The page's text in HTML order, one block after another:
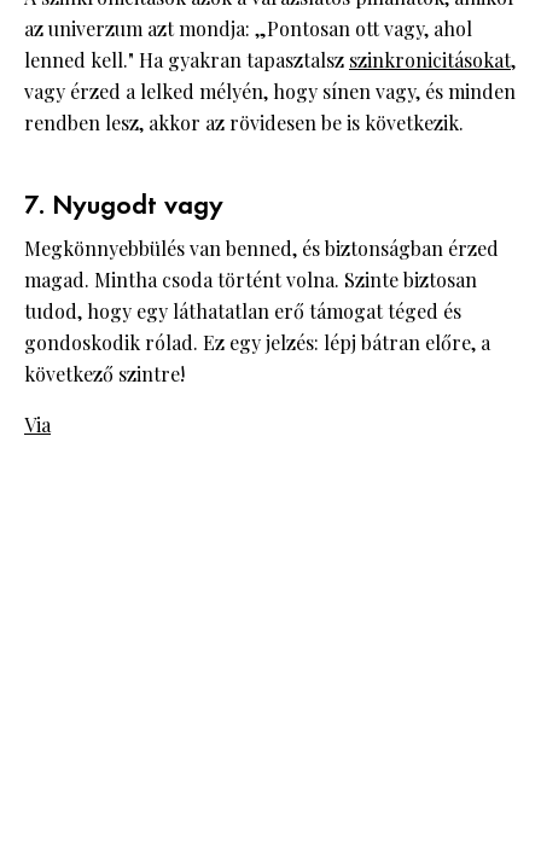
az univerzum azt mondja: „Pontosan ott vagy, ahol
lenned kell." Ha gyakran tapasztalsz szinkronicitásokat,
vagy érzed a lelked mélyén, hogy sínen vagy, és minden
rendben lesz, akkor az rövidesen be is következik.
7. Nyugodt vagy
Megkönnyebbülés van benned, és biztonságban érzed
magad. Mintha csoda történt volna. Szinte biztosan
tudod, hogy egy láthatatlan erő támogat téged és
gondoskodik rólad. Ez egy jelzés: lépj bátran előre, a
következő szintre!
Via